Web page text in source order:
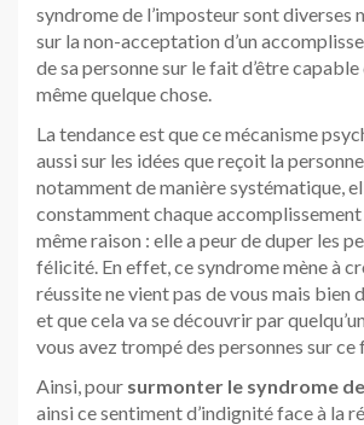
syndrome de l’imposteur sont diverses
sur la non-acceptation d’un
de sa personne sur le fait d’être
même quelque chose.
La tendance est que ce mécanisme
aussi sur les idées que reçoit la
notamment de manière systématique,
constamment chaque
même raison : elle a peur de duper les
félicité. En effet, ce syndrome mène à
réussite ne vient pas de vous mais bien
et que cela va se découvrir par
vous avez trompé des personnes sur ce
Ainsi, pour surmonter le syndrome
ainsi ce sentiment d’indignité face à la